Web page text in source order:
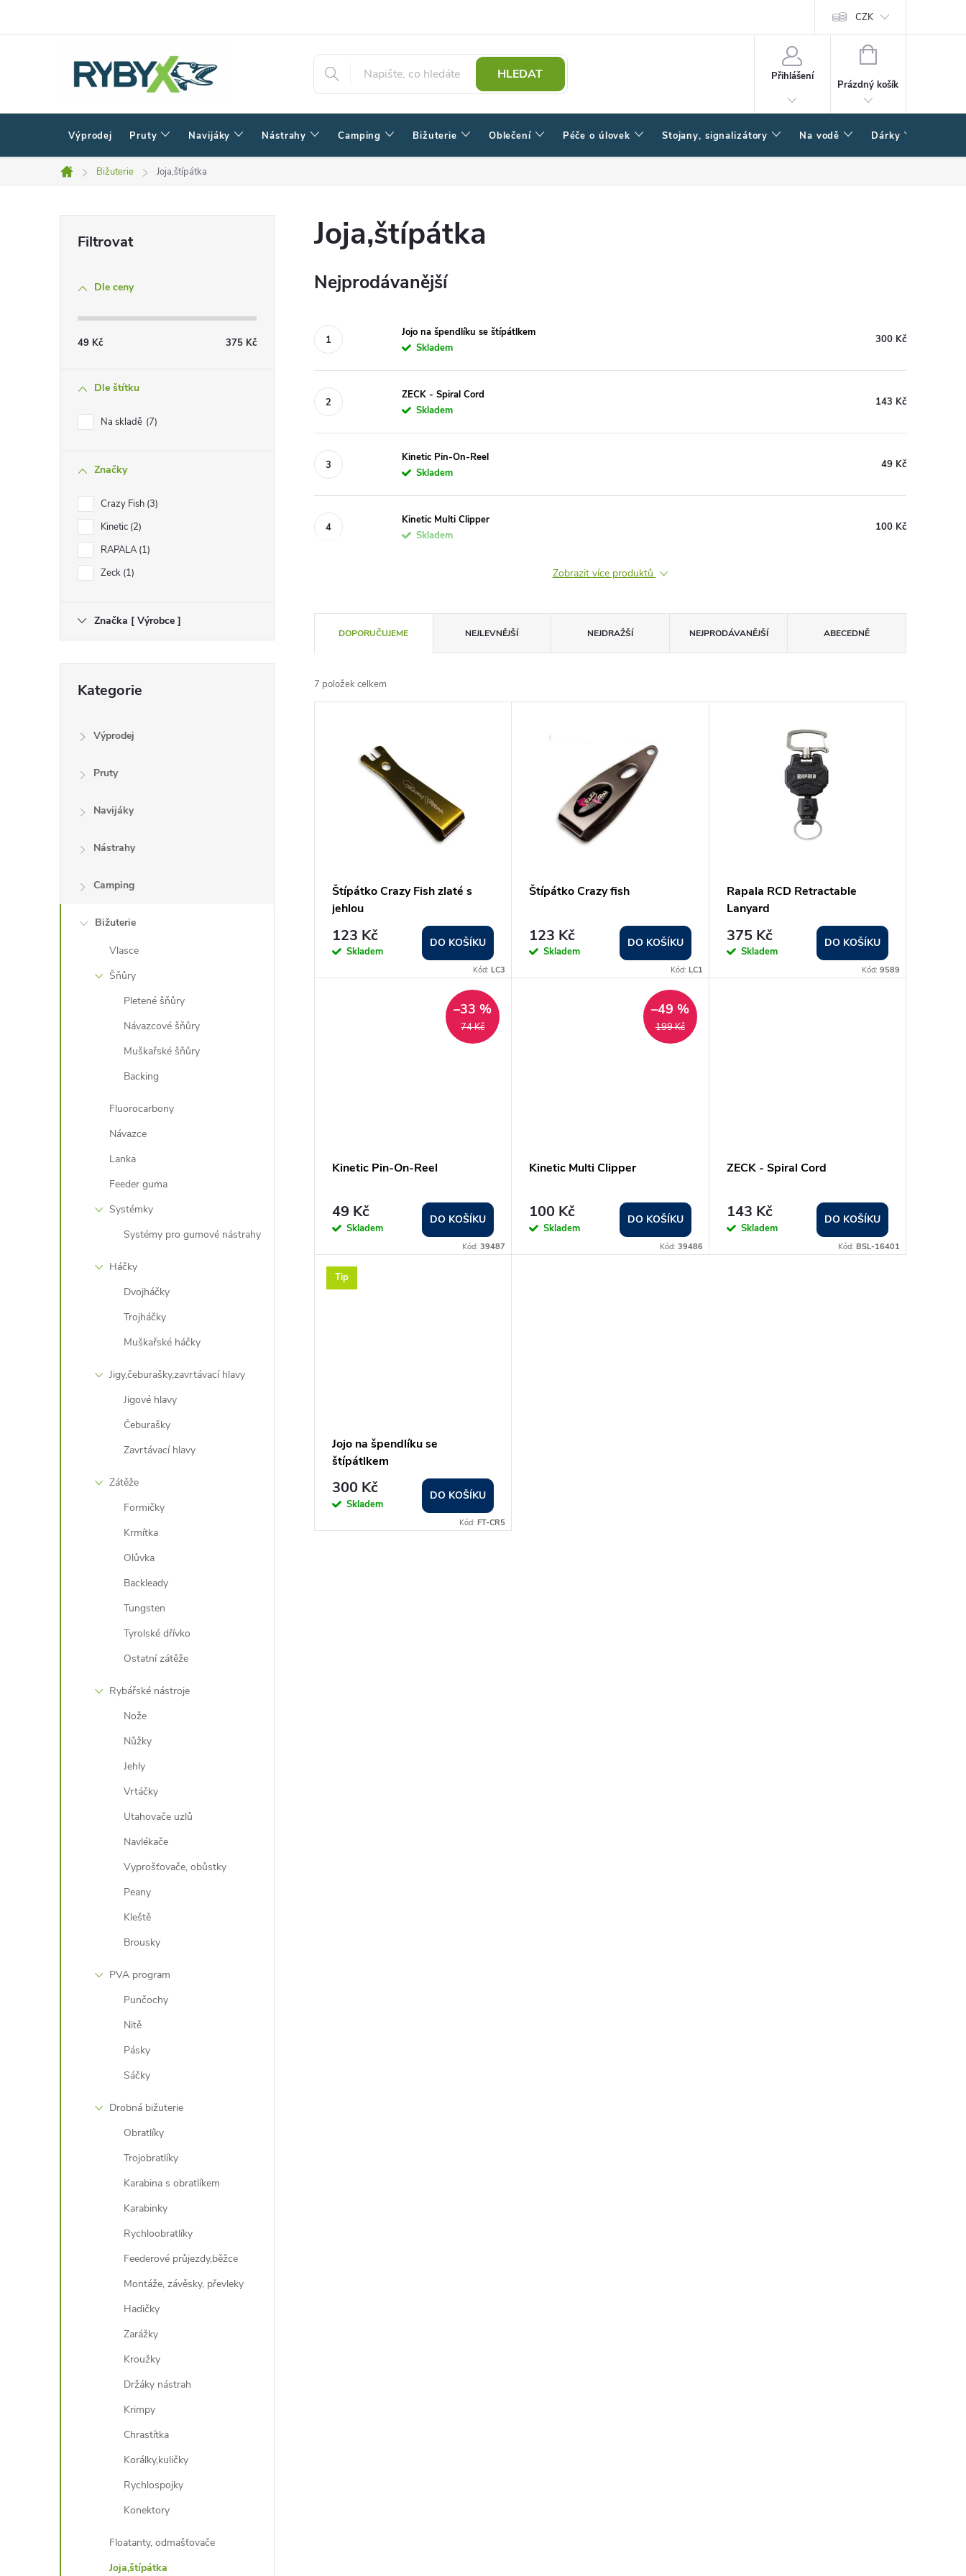
CZK
HLEDAT Přihlášení
NÁKUPNÍ
Prázdný košík
Výprodej Pruty Navijáky Nástrahy Camping Bižuterie Oblečení Péče o úlovek Stojany, signalizátory Na vodě Dárky
Domů
Bižuterie Joja,štípátka
e
Dle ceny
49 Kč 375 Kč
Dle štítku
Na skladě 7
Značky
Crazy Fish 3
Kinetic 2
RAPALA 1
Zeck 1
Značka [ Výrobce ]
kategorie
Kategorie
Výprodej
Pruty
Navijáky
Nástrahy
Camping
Bižuterie
Vlasce
Šňůry
Pletené šňůry
Návazcové šňůry
Muškařské šňůry
Backing
Fluorocarbony
Návazce
Lanka
Feeder guma
Systémky
Systémy pro gumové nástrahy
Háčky
Dvojháčky
Trojháčky
Muškařské háčky
Jigy,čeburašky,zavrtávací hlavy
Jigové hlavy
Čeburašky
Zavrtávací hlavy
Zátěže
Formičky
Krmítka
Olůvka
Backleady
Tungsten
Tyrolské dřívko
Ostatní zátěže
Rybářské nástroje
Nože
Nůžky
Jehly
Vrtáčky
Utahovače uzlů
Navlékače
Vyprošťovače, obůstky
Peany
Kleště
Brousky
PVA program
Punčochy
Nitě
Pásky
Sáčky
Drobná bižuterie
Obratlíky
Trojobratlíky
Karabina s obratlíkem
Karabinky
Rychloobratlíky
Feederové průjezdy,běžce
Montáže, závěsky, převleky
Hadičky
Zarážky
Kroužky
Držáky nástrah
Krimpy
Chrastítka
Korálky,kuličky
Rychlospojky
Konektory
Floatanty, odmašťovače
Joja,štípátka
Joja,štípátka
Nejprodávanější
Jojo na špendlíku se štípátlkem
Skladem
300 Kč
ZECK - Spiral Cord
Skladem
143 Kč
Kinetic Pin-On-Reel
Skladem
49 Kč
Kinetic Multi Clipper
Skladem
100 Kč
Zobrazit více produktů
a
z
u
DOPORUČUJEME NEJLEVNĚJŠÍ NEJDRAŽŠÍ NEJPRODÁVANĚJŠÍ ABECEDNĚ
7 položek celkem
o
Štípátko Crazy Fish zlaté s
jehlou
123 Kč
Skladem
DO KOŠÍKU
Kód:LC3
Štípátko Crazy fish
123 Kč
Skladem
DO KOŠÍKU
Kód: LC1
Rapala RCD Retractable
Lanyard
375 Kč
Skladem
DO KOŠÍKU
Kód: 9589
74 Kč
–33 %
Kinetic Pin-On-Reel
49 Kč
Skladem
DO KOŠÍKU
Kód:39487
199 Kč
–49 %
Kinetic Multi Clipper
100 Kč
Skladem
DO KOŠÍKU
Kód: 39486
ZECK - Spiral Cord
143 Kč
Skladem
DO KOŠÍKU
Kód: BSL-16401
Tip
Jojo na špendlíku se
štípátlkem
300 Kč
Skladem
DO KOŠÍKU
Kód:FT-CR5